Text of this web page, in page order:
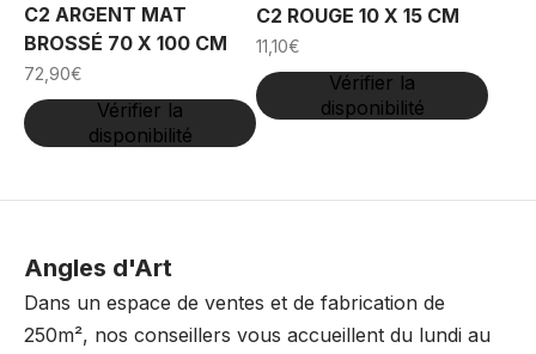
C2 ARGENT MAT
BROSSÉ 70 X 100 CM
72,90€
Vérifier la
disponibilité
C2 ROUGE 10 X 15 CM
11,10€
Vérifier la
disponibilité
Angles d'Art
Dans un espace de ventes et de fabrication de
250m², nos conseillers vous accueillent du lundi au